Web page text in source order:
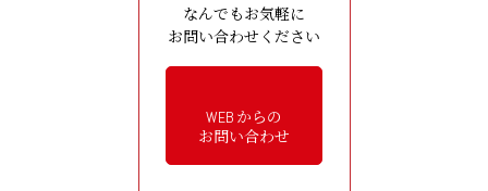
なんでもお気軽に
お問い合わせください
WEB からの
お問い合わせ